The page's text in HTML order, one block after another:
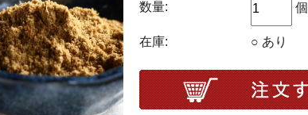
数量: 個
在庫: ○ あり